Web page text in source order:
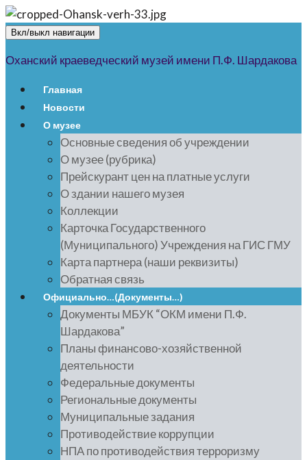
Вкл/выкл навигации
Оханский краеведческий музей имени П.Ф. Шардакова
Главная
Новости
О музее
Основные сведения об учреждении
О музее (рубрика)
Прейскурант цен на платные услуги
О здании нашего музея
Коллекции
Карточка Государственного
(Муниципального) Учреждения на ГИС ГМУ
Карта партнера (наши реквизиты)
Обратная связь
Официально…(Документы…)
Документы МБУК “ОКМ имени П.Ф.
Шардакова”
Планы финансово-хозяйственной
деятельности
Федеральные документы
Региональные документы
Муниципальные задания
Противодействие коррупции
НПА по противодействия терроризму